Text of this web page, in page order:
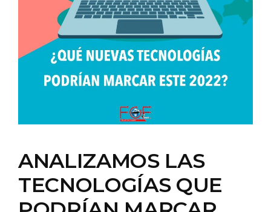
ANALIZAMOS LAS
TECNOLOGÍAS QUE